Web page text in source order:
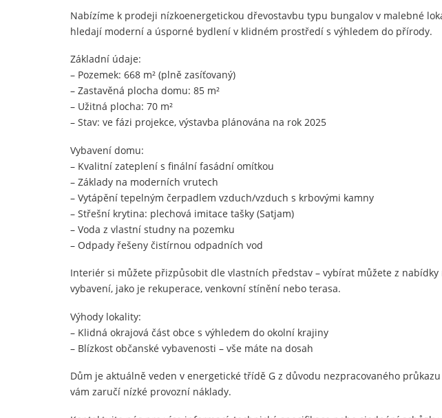
Nabízíme k prodeji nízkoenergetickou dřevostavbu typu bungalov v malebné
hledají moderní a úsporné bydlení v klidném prostředí s výhledem do přírody.
Základní údaje:
– Pozemek: 668 m² (plně zasíťovaný)
– Zastavěná plocha domu: 85 m²
– Užitná plocha: 70 m²
– Stav: ve fázi projekce, výstavba plánována na rok 2025
Vybavení domu:
– Kvalitní zateplení s finální fasádní omítkou
– Základy na moderních vrutech
– Vytápění tepelným čerpadlem vzduch/vzduch s krbovými kamny
– Střešní krytina: plechová imitace tašky (Satjam)
– Voda z vlastní studny na pozemku
– Odpady řešeny čistírnou odpadních vod
Interiér si můžete přizpůsobit dle vlastních představ – vybírat můžete z
vybavení, jako je rekuperace, venkovní stínění nebo terasa.
Výhody lokality:
– Klidná okrajová část obce s výhledem do okolní krajiny
– Blízkost občanské vybavenosti – vše máte na dosah
Dům je aktuálně veden v energetické třídě G z důvodu nezpracovaného
vám zaručí nízké provozní náklady.